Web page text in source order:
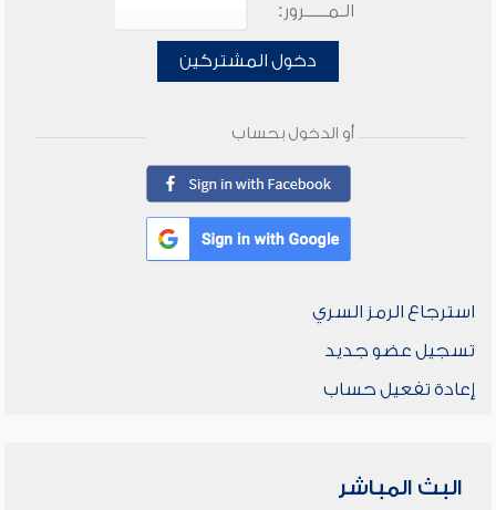
الـمـــــرور:
دخول المشتركين
أو الدخول بحساب
استرجاع الرمز السري
تسجيل عضو جديد
إعادة تفعيل حساب
البث المباشر